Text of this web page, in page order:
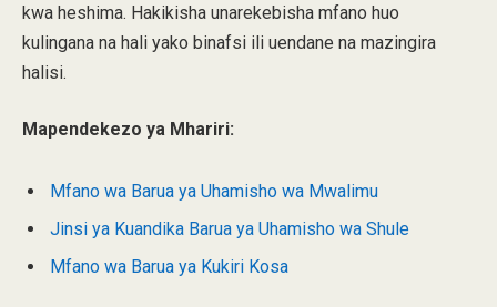
kwa heshima. Hakikisha unarekebisha mfano huo
kulingana na hali yako binafsi ili uendane na mazingira
halisi.
Mapendekezo ya Mhariri:
Mfano wa Barua ya Uhamisho wa Mwalimu
Jinsi ya Kuandika Barua ya Uhamisho wa Shule
Mfano wa Barua ya Kukiri Kosa